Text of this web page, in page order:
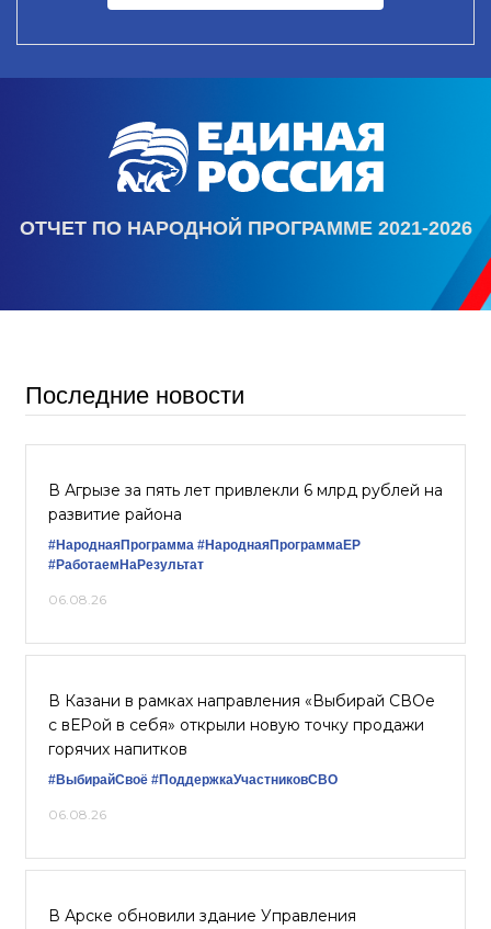
ОТЧЕТ ПО НАРОДНОЙ ПРОГРАММЕ 2021-2026
Последние новости
В Агрызе за пять лет привлекли 6 млрд рублей на
развитие района
#НароднаяПрограмма #НароднаяПрограммаЕР
#РаботаемНаРезультат
06.08.26
В Казани в рамках направления «Выбирай СВОе
с вЕРой в себя» открыли новую точку продажи
горячих напитков
#ВыбирайСвоё #ПоддержкаУчастниковСВО
06.08.26
В Арске обновили здание Управления